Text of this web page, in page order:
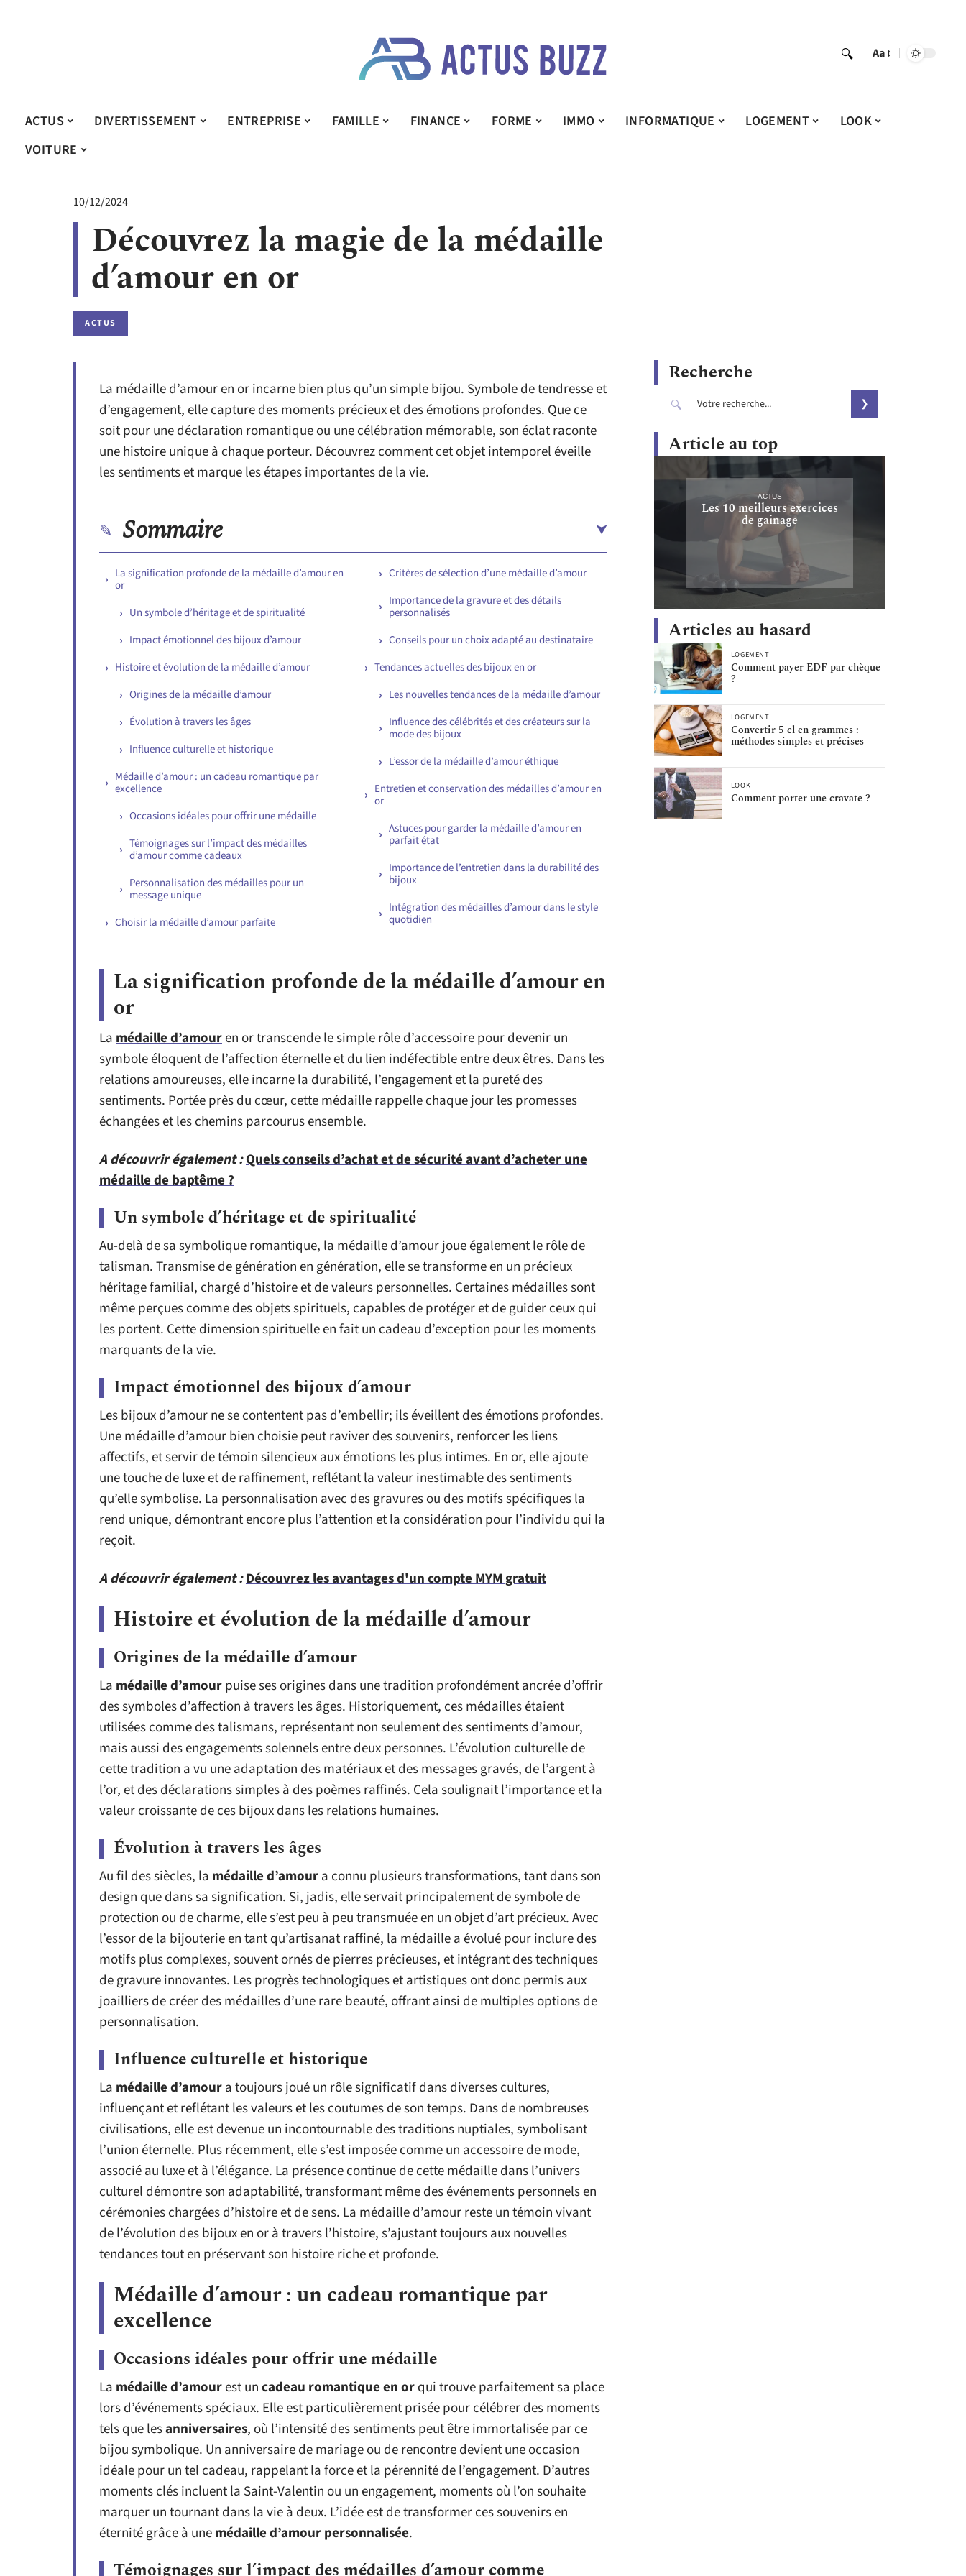
Aa
ACTUS DIVERTISSEMENT ENTREPRISE FAMILLE FINANCE FORME IMMO INFORMATIQUE LOGEMENT
LOOK
VOITURE
10/12/2024
Découvrez la magie de la médaille
d’amour en or
ACTUS
La médaille d’amour en or incarne bien plus qu’un simple bijou. Symbole de tendresse et
d’engagement, elle capture des moments précieux et des émotions profondes. Que ce
soit pour une déclaration romantique ou une célébration mémorable, son éclat raconte
une histoire unique à chaque porteur. Découvrez comment cet objet intemporel éveille
les sentiments et marque les étapes importantes de la vie.
Sommaire
La signification profonde de la médaille d’amour en
or
Un symbole d’héritage et de spiritualité
Impact émotionnel des bijoux d’amour
Histoire et évolution de la médaille d’amour
Origines de la médaille d’amour
Évolution à travers les âges
Influence culturelle et historique
Médaille d’amour : un cadeau romantique par
excellence
Occasions idéales pour offrir une médaille
Témoignages sur l’impact des médailles
d’amour comme cadeaux
Personnalisation des médailles pour un
message unique
Choisir la médaille d’amour parfaite
Critères de sélection d’une médaille d’amour
Importance de la gravure et des détails
personnalisés
Conseils pour un choix adapté au destinataire
Tendances actuelles des bijoux en or
Les nouvelles tendances de la médaille d’amour
Influence des célébrités et des créateurs sur la
mode des bijoux
L’essor de la médaille d’amour éthique
Entretien et conservation des médailles d’amour en
or
Astuces pour garder la médaille d’amour en
parfait état
Importance de l’entretien dans la durabilité des
bijoux
Intégration des médailles d’amour dans le style
quotidien
La signification profonde de la médaille d’amour en
or
Lamédaille d’amouren or transcende le simple rôle d’accessoire pour devenir un
symbole éloquent de l’affection éternelle et du lien indéfectible entre deux êtres. Dans les
relations amoureuses, elle incarne la durabilité, l’engagement et la pureté des
sentiments. Portée près du cœur, cette médaille rappelle chaque jour les promesses
échangées et les chemins parcourus ensemble.
A découvrir également :Quels conseils d’achat et de sécurité avant d’acheter une
médaille de baptême ?
Un symbole d’héritage et de spiritualité
Au-delà de sa symbolique romantique, la médaille d’amour joue également le rôle de
talisman. Transmise de génération en génération, elle se transforme en un précieux
héritage familial, chargé d’histoire et de valeurs personnelles. Certaines médailles sont
même perçues comme des objets spirituels, capables de protéger et de guider ceux qui
les portent. Cette dimension spirituelle en fait un cadeau d’exception pour les moments
marquants de la vie.
Impact émotionnel des bijoux d’amour
Les bijoux d’amour ne se contentent pas d’embellir; ils éveillent des émotions profondes.
Une médaille d’amour bien choisie peut raviver des souvenirs, renforcer les liens
affectifs, et servir de témoin silencieux aux émotions les plus intimes. En or, elle ajoute
une touche de luxe et de raffinement, reflétant la valeur inestimable des sentiments
qu’elle symbolise. La personnalisation avec des gravures ou des motifs spécifiques la
rend unique, démontrant encore plus l’attention et la considération pour l’individu qui la
reçoit.
A découvrir également :Découvrez les avantages d'un compte MYM gratuit
Histoire et évolution de la médaille d’amour
Origines de la médaille d’amour
La médaille d’amourpuise ses origines dans une tradition profondément ancrée d’offrir
des symboles d’affection à travers les âges. Historiquement, ces médailles étaient
utilisées comme des talismans, représentant non seulement des sentiments d’amour,
mais aussi des engagements solennels entre deux personnes. L’évolution culturelle de
cette tradition a vu une adaptation des matériaux et des messages gravés, de l’argent à
l’or, et des déclarations simples à des poèmes raffinés. Cela soulignait l’importance et la
valeur croissante de ces bijoux dans les relations humaines.
Évolution à travers les âges
Au fil des siècles, la médaille d’amoura connu plusieurs transformations, tant dans son
design que dans sa signification. Si, jadis, elle servait principalement de symbole de
protection ou de charme, elle s’est peu à peu transmuée en un objet d’art précieux. Avec
l’essor de la bijouterie en tant qu’artisanat raffiné, la médaille a évolué pour inclure des
motifs plus complexes, souvent ornés de pierres précieuses, et intégrant des techniques
de gravure innovantes. Les progrès technologiques et artistiques ont donc permis aux
joailliers de créer des médailles d’une rare beauté, offrant ainsi de multiples options de
personnalisation.
Influence culturelle et historique
La médaille d’amoura toujours joué un rôle significatif dans diverses cultures,
influençant et reflétant les valeurs et les coutumes de son temps. Dans de nombreuses
civilisations, elle est devenue un incontournable des traditions nuptiales, symbolisant
l’union éternelle. Plus récemment, elle s’est imposée comme un accessoire de mode,
associé au luxe et à l’élégance. La présence continue de cette médaille dans l’univers
culturel démontre son adaptabilité, transformant même des événements personnels en
cérémonies chargées d’histoire et de sens. La médaille d’amour reste un témoin vivant
de l’évolution des bijoux en or à travers l’histoire, s’ajustant toujours aux nouvelles
tendances tout en préservant son histoire riche et profonde.
Médaille d’amour : un cadeau romantique par
excellence
Occasions idéales pour offrir une médaille
La médaille d’amourest uncadeau romantique en orqui trouve parfaitement sa place
lors d’événements spéciaux. Elle est particulièrement prisée pour célébrer des moments
tels que lesanniversaires, où l’intensité des sentiments peut être immortalisée par ce
bijou symbolique. Un anniversaire de mariage ou de rencontre devient une occasion
idéale pour un tel cadeau, rappelant la force et la pérennité de l’engagement. D’autres
moments clés incluent la Saint-Valentin ou un engagement, moments où l’on souhaite
marquer un tournant dans la vie à deux. L’idée est de transformer ces souvenirs en
éternité grâce à unemédaille d’amour personnalisée.
Témoignages sur l’impact des médailles d’amour comme
Recherche
Article au top
ACTUS
Les 10 meilleurs exercices
de gainage
Articles au hasard
LOGEMENT
Comment payer EDF par chèque
?
LOGEMENT
Convertir 5 cl en grammes :
méthodes simples et précises
LOOK
Comment porter une cravate ?